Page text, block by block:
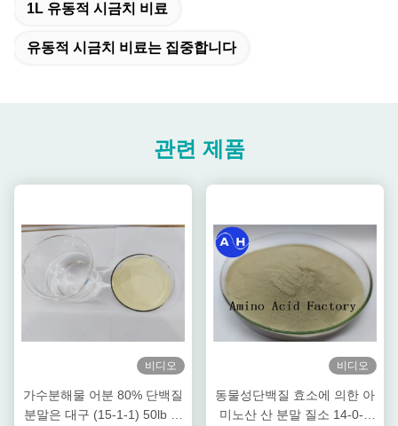
1L 유동적 시금치 비료
유동적 시금치 비료는 집중합니다
관련 제품
비디오
가수분해물 어분 80% 단백질
분말은 대구 (15-1-1) 50lb 가
비디오
동물성단백질 효소에 의한 아
미노산 산 분말 질소 14-0-0